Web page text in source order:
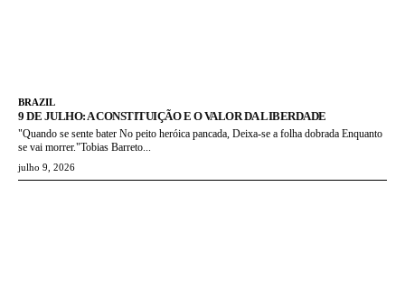
BRAZIL
9 DE JULHO: A CONSTITUIÇÃO E O VALOR DA LIBERDADE
"Quando se sente bater No peito heróica pancada, Deixa-se a folha dobrada Enquanto
se vai morrer."Tobias Barreto...
julho 9, 2026